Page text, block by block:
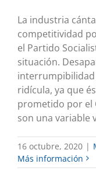
La industria
competitividad
el Partido
situación.
interrumpibilidad
ridícula, ya que
prometido por el
son una variable
16 octubre, 2020 |
Más información